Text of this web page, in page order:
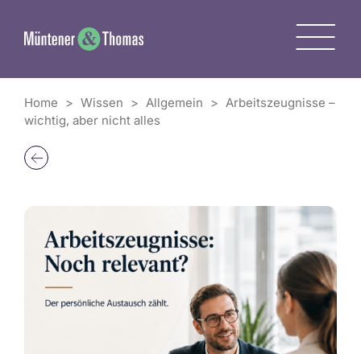
springen
Home > Wissen > Allgemein > Arbeitszeugnisse –
wichtig, aber nicht alles